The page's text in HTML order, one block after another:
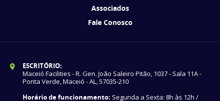
Associados
Fale Conosco
ESCRITÓRIO:
Maceió Facilities - R. Gen. João Saleiro Pitão, 1037 - Sala 11A -
Ponta Verde, Maceió - AL, 57035-210
Horário de funcionamento: Segunda a Sexta: 8h às 12h /